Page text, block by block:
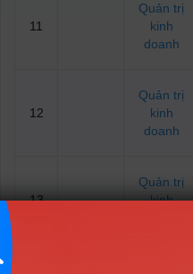
11
Quản trị
kinh
doanh
12
Quản trị
kinh
doanh
13
Quản trị
kinh